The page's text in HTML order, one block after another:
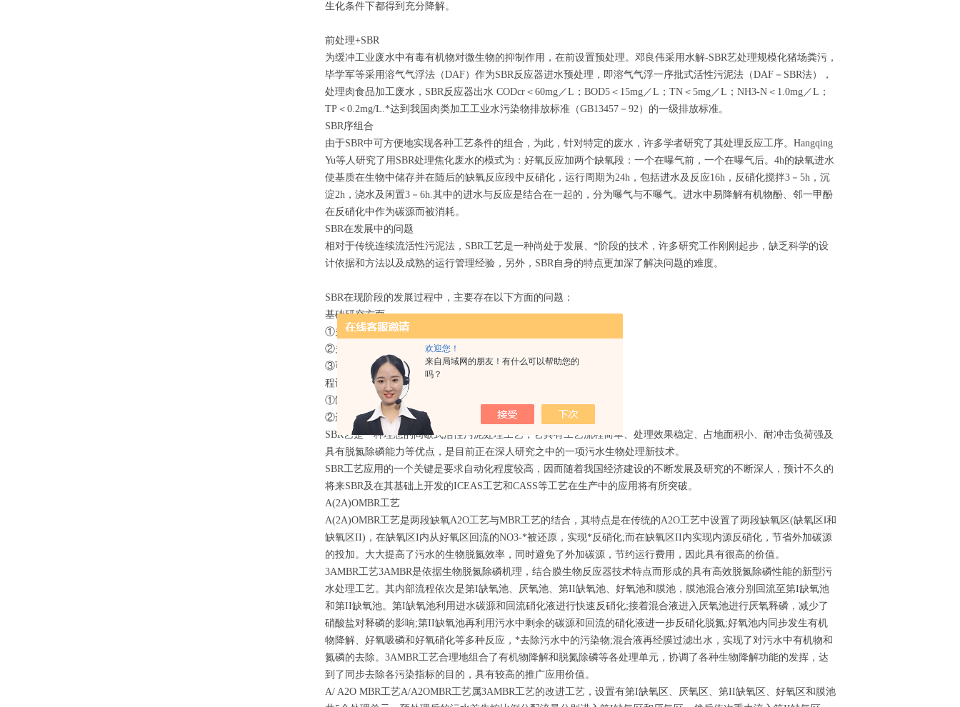
欢迎您！
来自局域网的朋友！有什么可以帮助您的
吗？
生化条件下都得到充分降解。
前处理+SBR
为缓冲工业废水中有毒有机物对微生物的抑制作用，在前设置预处理。邓良伟采用水解-SBR艺处理规模化猪场粪污，
毕学军等采用溶气气浮法（DAF）作为SBR反应器进水预处理，即溶气气浮一序批式活性污泥法（DAF－SBR法），
处理肉食品加工废水，SBR反应器出水 CODcr＜60mg／L；BOD5＜15mg／L；TN＜5mg／L；NH3-N＜1.0mg／L；
TP＜0.2mg/L.*达到我国肉类加工工业水污染物排放标准（GB13457－92）的一级排放标准。
SBR序组合
由于SBR中可方便地实现各种工艺条件的组合，为此，针对特定的废水，许多学者研究了其处理反应工序。Hangqing
Yu等人研究了用SBR处理焦化废水的模式为：好氧反应加两个缺氧段：一个在曝气前，一个在曝气后。4h的缺氧进水
使基质在生物中储存并在随后的缺氧反应段中反硝化，运行周期为24h，包括进水及反应16h，反硝化搅拌3－5h，沉
淀2h，浇水及闲置3－6h.其中的进水与反应是结合在一起的，分为曝气与不曝气。进水中易降解有机物酚、邻一甲酚
在反硝化中作为碳源而被消耗。
SBR在发展中的问题
相对于传统连续流活性污泥法，SBR工艺是一种尚处于发展、*阶段的技术，许多研究工作刚刚起步，缺乏科学的设
计依据和方法以及成熟的运行管理经验，另外，SBR自身的特点更加深了解决问题的难度。
SBR在现阶段的发展过程中，主要存在以下方面的问题：
基础研究方面
①关于污水在非稳定状态下活性污泥微生物代谢理论的研究；
②关于厌氧、好氧状态的反复交替对微生物活性和种群分布的影响；
③可同时除磷、脱氮的微生物机理的研究。
程设计方面
①缺乏科学、可靠的设计模式；
②运行模式的选择与设计方法脱节。
SBR艺是一种理想的间歇式活性污泥处理工艺，它具有工艺流程简单、处理效果稳定、占地面积小、耐冲击负荷强及
具有脱氮除磷能力等优点，是目前正在深人研究之中的一项污水生物处理新技术。
SBR工艺应用的一个关键是要求自动化程度较高，因而随着我国经济建设的不断发展及研究的不断深人，预计不久的
将来SBR及在其基础上开发的ICEAS工艺和CASS等工艺在生产中的应用将有所突破。
A(2A)OMBR工艺
A(2A)OMBR工艺是两段缺氧A2O工艺与MBR工艺的结合，其特点是在传统的A2O工艺中设置了两段缺氧区(缺氧区Ⅰ和
缺氧区II)，在缺氧区I内从好氧区回流的NO3-*被还原，实现*反硝化;而在缺氧区II内实现内源反硝化，节省外加碳源
的投加。大大提高了污水的生物脱氮效率，同时避免了外加碳源，节约运行费用，因此具有很高的价值。
3AMBR工艺3AMBR是依据生物脱氮除磷机理，结合膜生物反应器技术特点而形成的具有高效脱氮除磷性能的新型污
水处理工艺。其内部流程依次是第I缺氧池、厌氧池、第II缺氧池、好氧池和膜池，膜池混合液分别回流至第I缺氧池
和第II缺氧池。第I缺氧池利用进水碳源和回流硝化液进行快速反硝化;接着混合液进入厌氧池进行厌氧释磷，减少了
硝酸盐对释磷的影响;第II缺氧池再利用污水中剩余的碳源和回流的硝化液进一步反硝化脱氮;好氧池内同步发生有机
物降解、好氧吸磷和好氧硝化等多种反应，*去除污水中的污染物;混合液再经膜过滤出水，实现了对污水中有机物和
氮磷的去除。3AMBR工艺合理地组合了有机物降解和脱氮除磷等各处理单元，协调了各种生物降解功能的发挥，达
到了同步去除各污染指标的目的，具有较高的推广应用价值。
A/ A2O MBR工艺A/A2OMBR工艺属3AMBR工艺的改进工艺，设置有第I缺氧区、厌氧区、第II缺氧区、好氧区和膜池